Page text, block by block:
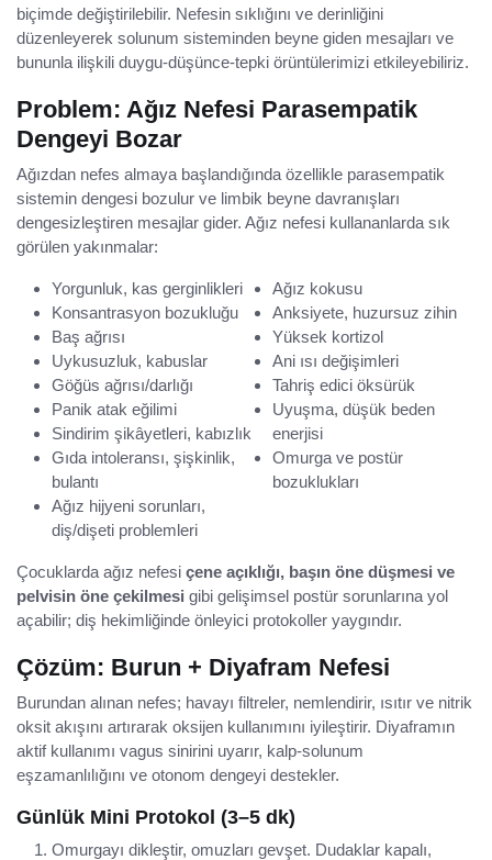
biçimde değiştirilebilir. Nefesin sıklığını ve derinliğini
düzenleyerek solunum sisteminden beyne giden mesajları ve
bununla ilişkili duygu-düşünce-tepki örüntülerimizi etkileyebiliriz.
Problem: Ağız Nefesi Parasempatik
Dengeyi Bozar
Ağızdan nefes almaya başlandığında özellikle parasempatik
sistemin dengesi bozulur ve limbik beyne davranışları
dengesizleştiren mesajlar gider. Ağız nefesi kullananlarda sık
görülen yakınmalar:
Yorgunluk, kas gerginlikleri
Konsantrasyon bozukluğu
Baş ağrısı
Uykusuzluk, kabuslar
Göğüs ağrısı/darlığı
Panik atak eğilimi
Sindirim şikâyetleri, kabızlık
Gıda intoleransı, şişkinlik,
bulantı
Ağız hijyeni sorunları,
diş/dişeti problemleri
Ağız kokusu
Anksiyete, huzursuz zihin
Yüksek kortizol
Ani ısı değişimleri
Tahriş edici öksürük
Uyuşma, düşük beden
enerjisi
Omurga ve postür
bozuklukları
Çocuklarda ağız nefesi çene açıklığı, başın öne düşmesi ve
pelvisin öne çekilmesi gibi gelişimsel postür sorunlarına yol
açabilir; diş hekimliğinde önleyici protokoller yaygındır.
Çözüm: Burun + Diyafram Nefesi
Burundan alınan nefes; havayı filtreler, nemlendirir, ısıtır ve nitrik
oksit akışını artırarak oksijen kullanımını iyileştirir. Diyaframın
aktif kullanımı vagus sinirini uyarır, kalp-solunum
eşzamanlılığını ve otonom dengeyi destekler.
Günlük Mini Protokol (3–5 dk)
Omurgayı dikleştir, omuzları gevşet. Dudaklar kapalı,